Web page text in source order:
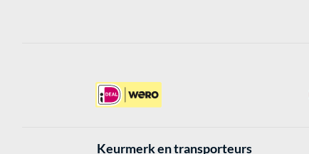
Keurmerk en transporteurs